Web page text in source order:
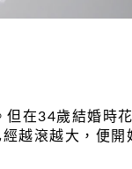
但在34歲結婚時
越滾越大，便開